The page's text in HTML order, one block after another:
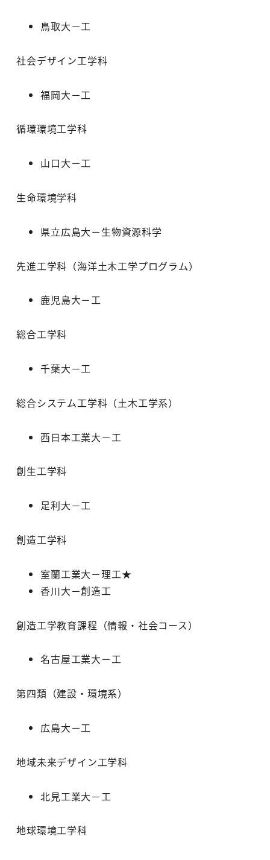
鳥取大－工
社会デザイン工学科
福岡大－工
循環環境工学科
山口大－工
生命環境学科
県立広島大－生物資源科学
先進工学科（海洋土木工学プログラム）
鹿児島大－工
総合工学科
千葉大－工
総合システム工学科（土木工学系）
西日本工業大－工
創生工学科
足利大－工
創造工学科
室蘭工業大－理工★
香川大－創造工
創造工学教育課程（情報・社会コース）
名古屋工業大－工
第四類（建設・環境系）
広島大－工
地域未来デザイン工学科
北見工業大－工
地球環境工学科